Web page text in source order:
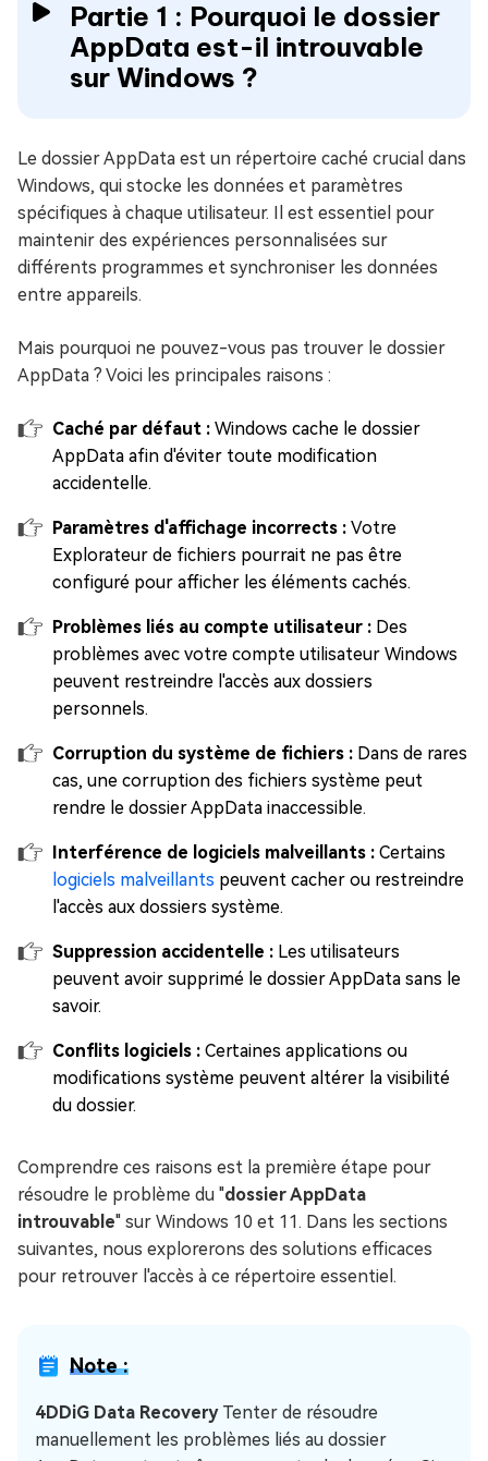
Partie 1 : Pourquoi le dossier
AppData est-il introuvable
sur Windows ?
Le dossier AppData est un répertoire caché crucial dans
Windows, qui stocke les données et paramètres
spécifiques à chaque utilisateur. Il est essentiel pour
maintenir des expériences personnalisées sur
différents programmes et synchroniser les données
entre appareils.
Mais pourquoi ne pouvez-vous pas trouver le dossier
AppData ? Voici les principales raisons :
Caché par défaut : Windows cache le dossier
AppData afin d'éviter toute modification
accidentelle.
Paramètres d'affichage incorrects : Votre
Explorateur de fichiers pourrait ne pas être
configuré pour afficher les éléments cachés.
Problèmes liés au compte utilisateur : Des
problèmes avec votre compte utilisateur Windows
peuvent restreindre l'accès aux dossiers
personnels.
Corruption du système de fichiers : Dans de rares
cas, une corruption des fichiers système peut
rendre le dossier AppData inaccessible.
Interférence de logiciels malveillants : Certains
logiciels malveillants peuvent cacher ou restreindre
l'accès aux dossiers système.
Suppression accidentelle : Les utilisateurs
peuvent avoir supprimé le dossier AppData sans le
savoir.
Conflits logiciels : Certaines applications ou
modifications système peuvent altérer la visibilité
du dossier.
Comprendre ces raisons est la première étape pour
résoudre le problème du "dossier AppData
introuvable" sur Windows 10 et 11. Dans les sections
suivantes, nous explorerons des solutions efficaces
pour retrouver l'accès à ce répertoire essentiel.
Note :
4DDiG Data Recovery Tenter de résoudre
manuellement les problèmes liés au dossier